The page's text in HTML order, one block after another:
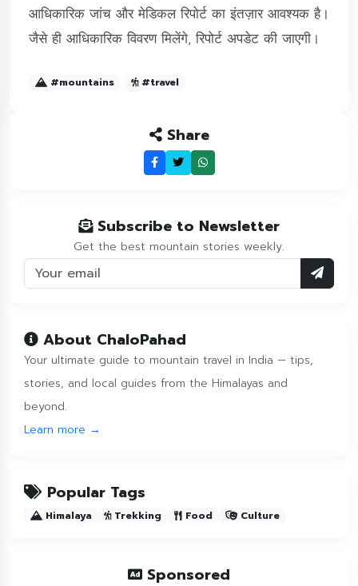
आधिकारिक जांच और मेडिकल रिपोर्ट का इंतज़ार आवश्यक है।
जैसे ही आधिकारिक विवरण मिलेंगे, रिपोर्ट अपडेट की जाएगी।
#mountains #travel
Share
Subscribe to Newsletter
Get the best mountain stories weekly.
About ChaloPahad
Your ultimate guide to mountain travel in India — tips,
stories, and local guides from the Himalayas and
beyond.
Learn more →
Popular Tags
Himalaya Trekking Food Culture
Sponsored